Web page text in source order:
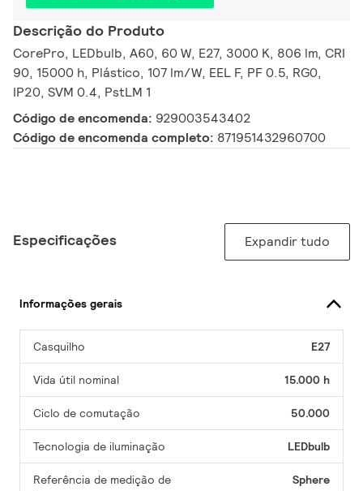
Descrição do Produto
CorePro, LEDbulb, A60, 60 W, E27, 3000 K, 806 lm, CRI
90, 15000 h, Plástico, 107 lm/W, EEL F, PF 0.5, RG0,
IP20, SVM 0.4, PstLM 1
Código de encomenda: 929003543402
Código de encomenda completo: 871951432960700
Especificações Expandir tudo
Informações gerais
Casquilho E27
Vida útil nominal 15.000 h
Ciclo de comutação 50.000
Tecnologia de iluminação LEDbulb
Referência de medição de
Sphere